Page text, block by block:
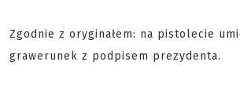
Zgodnie z oryginałem: na pistolecie
grawerunek z podpisem prezydenta.